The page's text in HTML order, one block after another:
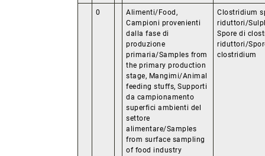
0
Alimenti/Food,
Campioni provenienti
dalla fase di
produzione
primaria/Samples from
the primary production
stage, Mangimi/Animal
feeding stuffs, Supporti
da campionamento
superfici ambienti del
settore
alimentare/Samples
from surface sampling
of food industry
Clostridium
riduttori/
Spore di
riduttori/
clostridium